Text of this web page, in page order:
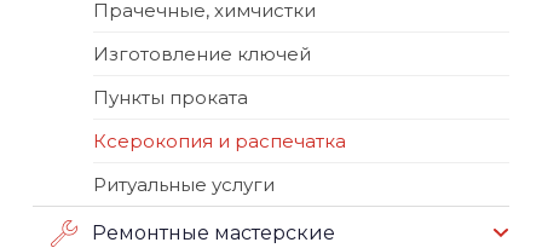
Прачечные, химчистки
Изготовление ключей
Пункты проката
Ксерокопия и распечатка
Ритуальные услуги
Ремонтные мастерские